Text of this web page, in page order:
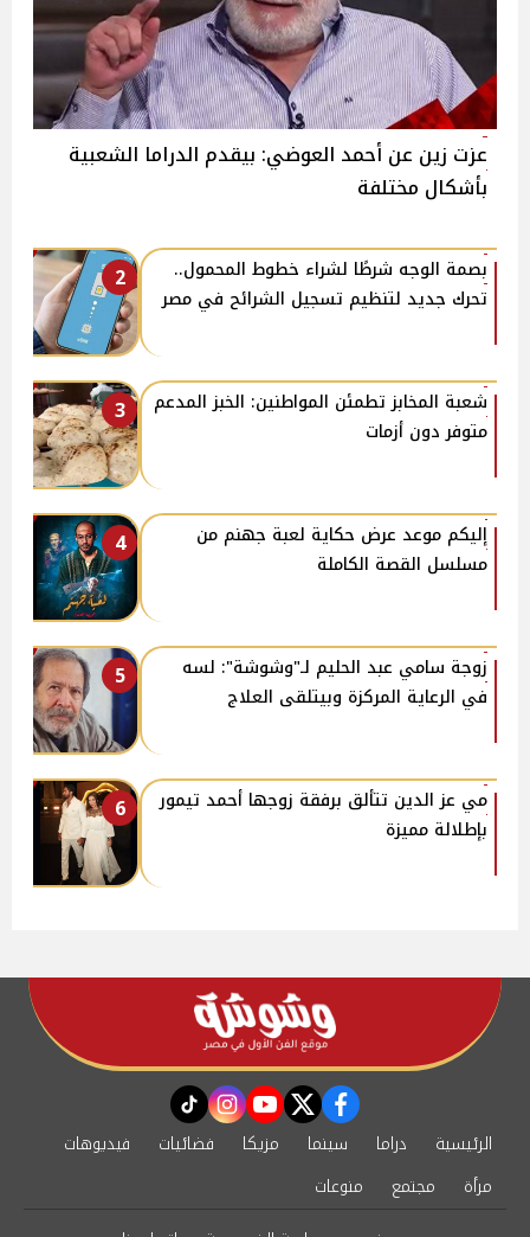
عزت زين عن أحمد العوضي: بيقدم الدراما الشعبية
بأشكال مختلفة
2
بصمة الوجه شرطًا لشراء خطوط المحمول..
تحرك جديد لتنظيم تسجيل الشرائح في مصر
3
شعبة المخابز تطمئن المواطنين: الخبز المدعم
متوفر دون أزمات
4
إليكم موعد عرض حكاية لعبة جهنم من
مسلسل القصة الكاملة
5
زوجة سامي عبد الحليم لـ"وشوشة": لسه
في الرعاية المركزة وبيتلقى العلاج
6
مي عز الدين تتألق برفقة زوجها أحمد تيمور
بإطلالة مميزة
facebook
twitter
youtube
instagram
tiktok
الرئيسية دراما سينما مزيكا فضائيات
فيديوهات
مرأة
مجتمع
منوعات